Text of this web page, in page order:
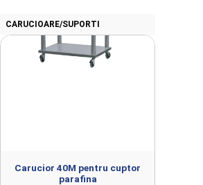
CARUCIOARE/SUPORTI
Carucior 40M pentru cuptor
parafina